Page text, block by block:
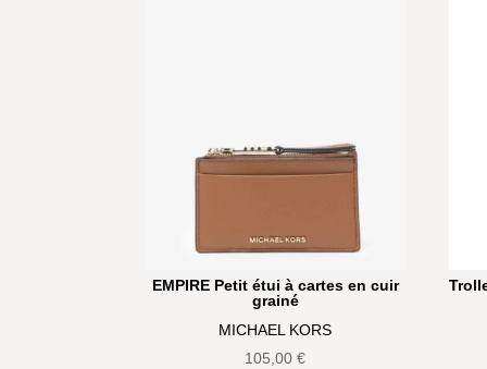
EMPIRE Petit étui à cartes en cuir
grainé
MICHAEL KORS
105,00€